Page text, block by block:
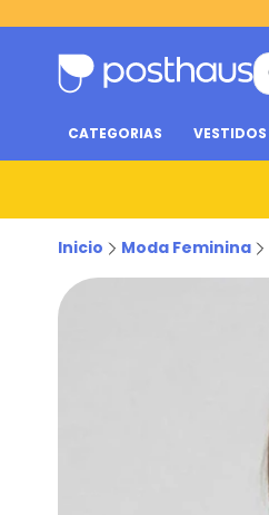
CATEGORIAS VESTIDOS
Inicio Moda Feminina